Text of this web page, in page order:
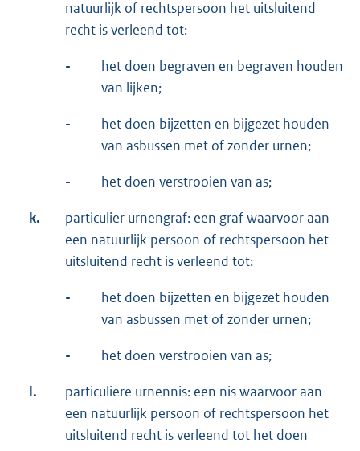
natuurlijk of rechtspersoon het uitsluitend
recht is verleend tot:
-
het doen begraven en begraven houden
van lijken;
-
het doen bijzetten en bijgezet houden
van asbussen met of zonder urnen;
- het doen verstrooien van as;
k.
particulier urnengraf: een graf waarvoor aan
een natuurlijk persoon of rechtspersoon het
uitsluitend recht is verleend tot:
-
het doen bijzetten en bijgezet houden
van asbussen met of zonder urnen;
- het doen verstrooien van as;
l.
particuliere urnennis: een nis waarvoor aan
een natuurlijk persoon of rechtspersoon het
uitsluitend recht is verleend tot het doen